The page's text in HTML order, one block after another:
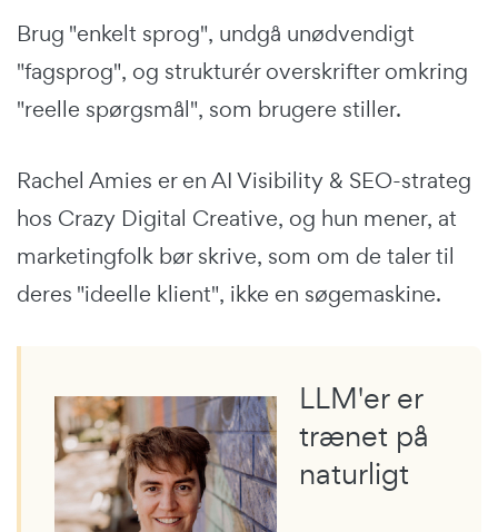
Brug "enkelt sprog", undgå unødvendigt
"fagsprog", og strukturér overskrifter omkring
"reelle spørgsmål", som brugere stiller.
Rachel Amies er en AI Visibility & SEO-strateg
hos Crazy Digital Creative, og hun mener, at
marketingfolk bør skrive, som om de taler til
deres "ideelle klient", ikke en søgemaskine.
LLM'er er
trænet på
naturligt